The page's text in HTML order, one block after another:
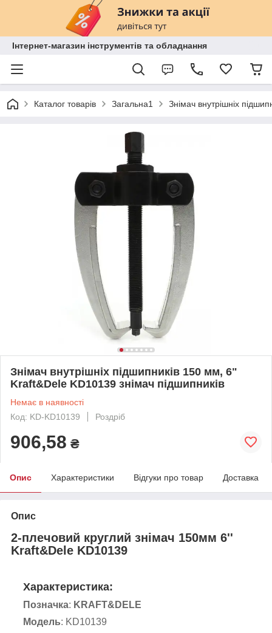
Інтернет-магазин інструментів та обладнання
Каталог товарів Загальна1 Знімач внутрішніх
Знімач внутрішніх підшипників 150 мм, 6"
Kraft&Dele KD10139 знімач підшипників
Немає в наявності
Код: KD-KD10139
Роздріб
906,58 ₴
Опис Характеристики Відгуки про товар Доставка
Опис
2-плечовий круглий знімач 150мм 6''
Kraft&Dele KD10139
Характеристика:
Позначка: KRAFT&DELE
Модель: KD10139